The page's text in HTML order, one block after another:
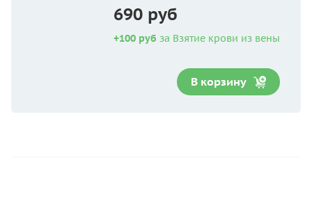
690 руб
+100 руб за Взятие крови из вены
В корзину